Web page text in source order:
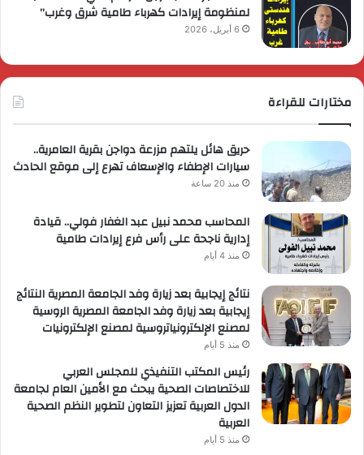
لمنظومة إيرادات كهرباء طامية شرق وغرب”
6 أبريل، 2026
مختارات للقراءة
حريق هائل يلتهم مزرعة دواجن بقرية العامرية..
سيارات الإطفاء والإسعاف تهرع إلى موقع الحادث
منذ 20 ساعة
المحاسب محمد نبيل عبد الغفار فولي.. قيادة
إدارية ناجحة على رأس فرع إيرادات طامية
منذ 4 أيام
نتائج إيجابية بعد زيارة وفد الجامعة المصرية النتائج
إيجابية بعد زيارة وفد الجامعة المصرية الروسية
لمصنع الإلكترونياتروسية لمصنع الإلكترونيات
منذ 5 أيام
رئيس المكتب التنفيذي للمجلس العربي
للاختصاصات الصحية يبحث مع الأمين العام لجامعة
الدول العربية تعزيز التعاون لتطوير النظم الصحية
العربية
منذ 5 أيام